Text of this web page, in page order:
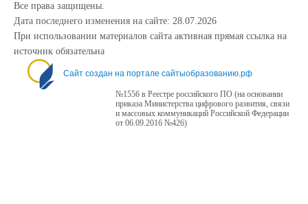
Все права защищены.
Дата последнего изменения на сайте: 28.07.2026
При использовании материалов сайта активная прямая ссылка на
источник обязательна
Сайт создан на портале сайтыобразованию.рф
№1556 в Реестре российского ПО (на основании
приказа Министерства цифрового развития, связи
и массовых коммуникаций Российской Федерации
от 06.09.2016 №426)